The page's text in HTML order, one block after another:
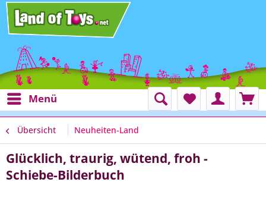
Menü
Übersicht Neuheiten-Land
Glücklich, traurig, wütend, froh -
Schiebe-Bilderbuch